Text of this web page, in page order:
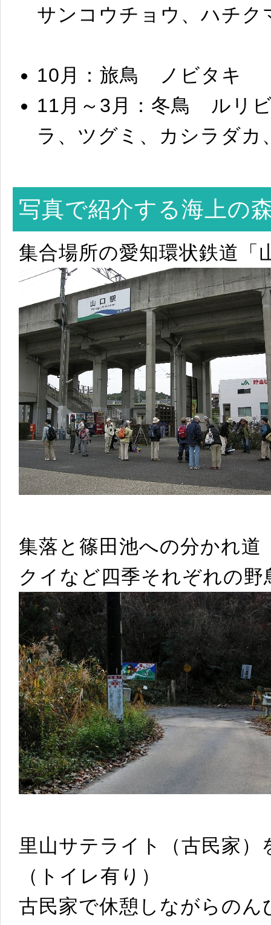
サンコウチョウ、ハチク
10月：旅鳥 ノビタキ
11月～3月：冬鳥 ルリ
ラ、ツグミ、カシラダ
写真で紹介する海上の
集合場所の愛知環状鉄道「
集落と篠田池への分かれ
クイなど四季それぞれの
里山サテライト（古民家
（トイレ有り）
古民家で休憩しながらの